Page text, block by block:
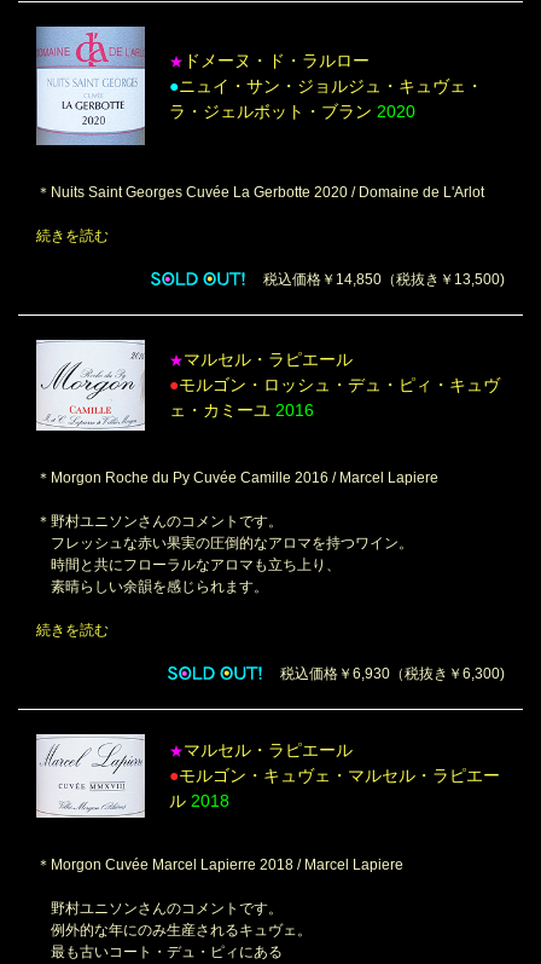
★ ドメーヌ・ド・ラルロー
●ニュイ・サン・ジョルジュ・キュヴェ・
ラ・ジェルボット・ブラン 2020
＊Nuits Saint Georges Cuvée La Gerbotte 2020 / Domaine de L'Arlot
続きを読む
税込価格￥14,850（税抜き￥13,500)
★マルセル・ラピエール
●モルゴン・ロッシュ・デュ・ピィ・キュヴ
ェ・カミーユ 2016
＊Morgon Roche du Py Cuvée Camille 2016 / Marcel Lapiere
＊野村ユニソンさんのコメントです。
フレッシュな赤い果実の圧倒的なアロマを持つワイン。
時間と共にフローラルなアロマも立ち上り、
素晴らしい余韻を感じられます。
続きを読む
税込価格￥6,930（税抜き￥6,300)
★マルセル・ラピエール
●モルゴン・キュヴェ・マルセル・ラピエー
ル 2018
＊Morgon Cuvée Marcel Lapierre 2018 / Marcel Lapiere
野村ユニソンさんのコメントです。
例外的な年にのみ生産されるキュヴェ。
最も古いコート・デュ・ピィにある